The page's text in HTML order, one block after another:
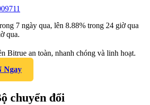
7 ngày qua, lên 8.88% trong 24 giờ qua
qua.
Bitrue an toàn, nhanh chóng và linh hoạt.
Ngay
chuyển đổi